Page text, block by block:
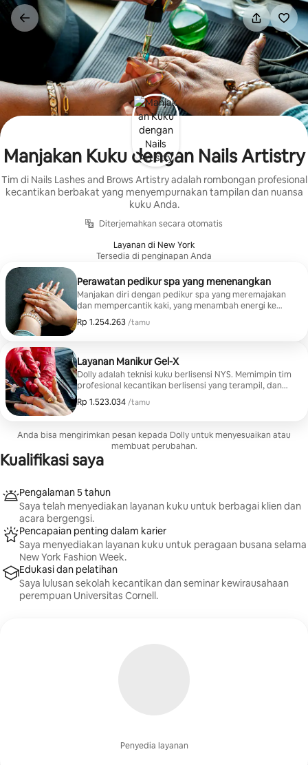
Lewatkan,
langsung
lihat
Manjakan Kuku dengan Nails Artistry
Tim di Nails Lashes and Brows Artistry adalah rombongan profesional
kecantikan berbakat yang menyempurnakan tampilan dan nuansa
kuku Anda.
Diterjemahkan secara otomatis
Layanan di New York
Tersedia di penginapan Anda
Perawatan pedikur spa yang menenangkan
Manjakan diri dengan pedikur spa yang meremajakan
dan mempercantik kaki, yang menambah energi ke
seluruh tubuh. Voesh Pedi In a Box digunakan selama
layanan pedikur.
Rp 1.254.263 /tamu
Rp 1.254.263, per tamu
Layanan Manikur Gel-X
Dolly adalah teknisi kuku berlisensi NYS. Memimpin tim
profesional kecantikan berlisensi yang terampil, dan
semua anggota tim berkomitmen untuk memberikan
layanan manikur yang sempurna. Semua peralatan
sebelum setiap janji temu untuk menjaga standar
kebersihan tertinggi
Rp 1.523.034 /tamu
Rp 1.523.034, per tamu
Anda bisa mengirimkan pesan kepada Dolly untuk menyesuaikan atau
membuat perubahan.
Kualifikasi saya
Penyedia layanan
Pengalaman 5 tahun
Saya telah menyediakan layanan kuku untuk berbagai klien dan
acara bergengsi.
Pencapaian penting dalam karier
Saya menyediakan layanan kuku untuk peragaan busana selama
New York Fashion Week.
Edukasi dan pelatihan
Saya lulusan sekolah kecantikan dan seminar kewirausahaan
perempuan Universitas Cornell.